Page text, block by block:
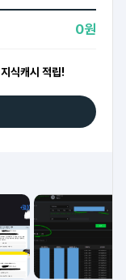
0원
지식캐시 적립!